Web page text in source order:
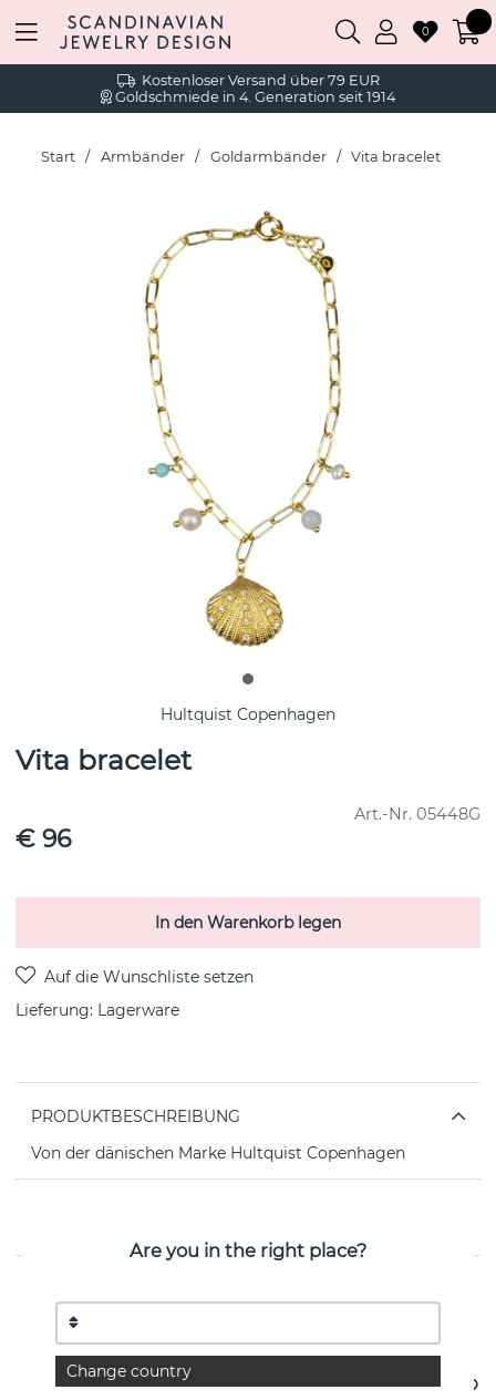
Kostenloser Versand über 79 EUR
Goldschmiede in 4. Generation seit 1914
0
Start Armbänder Goldarmbänder Vita bracelet
Hultquist Copenhagen
Vita bracelet
Art.-Nr. 05448G
€ 96
In den Warenkorb legen
Lieferung: Lagerware
PRODUKTBESCHREIBUNG
Von der dänischen Marke Hultquist Copenhagen
Are you in the right place?
Change country